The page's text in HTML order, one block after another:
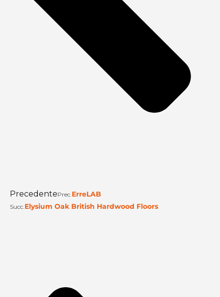
PrecedentePrec.ErreLAB
Succ.Elysium Oak British Hardwood Floors